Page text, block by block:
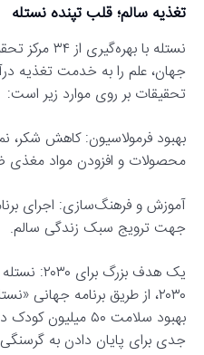
تغذیه سالم؛ قلب تپنده نستله
نستله با
جهان، علم را به خدمت تغذیه
تحقیقات بر روی موارد زیر است:
بهبود فرمولاسیون: کاهش شکر،
محصولات و افزودن مواد مغذی
آموزش و فرهنگ‌سازی: اجرای
جهت ترویج سبک زندگی سالم.
یک هدف
۲۰۳۰، از طریق برنامه جهانی
بهبود سلامت ۵۰
جدی برای پایان دادن به گرسنگی